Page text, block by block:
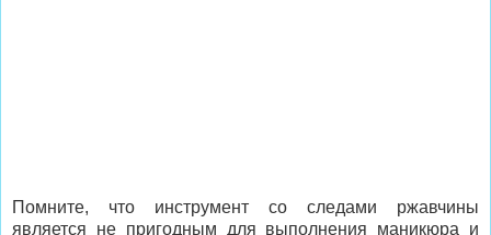
Помните, что инструмент со следами ржавчины
является не пригодным для выполнения маникюра и